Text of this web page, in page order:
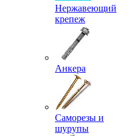
Нержавеющий
крепеж
Анкера
Саморезы и
шурупы